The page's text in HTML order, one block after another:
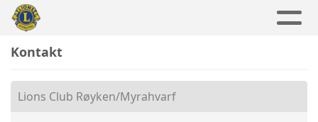
Kontakt
Lions Club Røyken/Myrahvarf